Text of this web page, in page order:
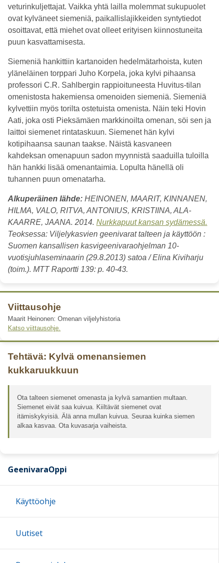
veturinkuljettajat. Vaikka yhtä lailla molemmat sukupuolet
ovat kylväneet siemeniä, paikallislajikkeiden syntytiedot
osoittavat, että miehet ovat olleet erityisen kiinnostuneita
puun kasvattamisesta.
Siemeniä hankittiin kartanoiden hedelmätarhoista, kuten
yläneläinen torppari Juho Korpela, joka kylvi pihaansa
professori C.R. Sahlbergin rappioituneesta Huvitus-tilan
omenistosta hakemiensa omenoiden siemeniä. Siemeniä
kylvettiin myös torilta ostetuista omenista. Näin teki Hovin
Aati, joka osti Pieksämäen markkinoilta omenan, söi sen ja
laittoi siemenet rintataskuun. Siemenet hän kylvi
kotipihaansa saunan taakse. Näistä kasvaneen
kahdeksan omenapuun sadon myynnistä saaduilla tuloilla
hän hankki lisää omenantaimia. Lopulta hänellä oli
tuhannen puun omenatarha.
Alkuperäinen lähde: HEINONEN, MAARIT, KINNANEN,
HILMA, VALO, RITVA, ANTONIUS, KRISTIINA, ALA-
KAARRE, JAANA. 2014. Nurkkapuut kansan sydämessä.
Teoksessa: Viljelykasvien geenivarat talteen ja käyttöön :
Suomen kansallisen kasvigeenivaraohjelman 10-
vuotisjuhlaseminaarin (29.8.2013) satoa / Elina Kiviharju
(toim.). MTT Raportti 139: p. 40-43.
Viittausohje
Maarit Heinonen: Omenan viljelyhistoria
Katso viittausohje.
Tehtävä: Kylvä omenansiemen
kukkaruukkuun
Ota talteen siemenet omenasta ja kylvä samantien multaan.
Siemenet eivät saa kuivua. Kiiltävät siemenet ovat
itämiskykyisiä. Älä anna mullan kuivua. Seuraa kuinka siemen
alkaa kasvaa. Ota kuvasarja vaiheista.
GeenivaraOppi
Käyttöohje
Uutiset